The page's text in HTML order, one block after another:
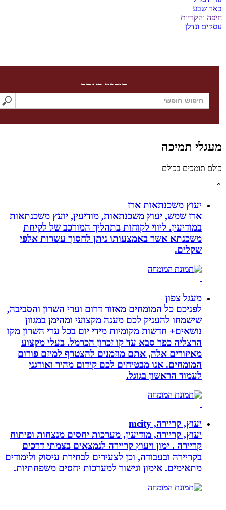
ונדלן
חיפוש באתר
תמיכה
בכולם
יעוץ משכנתאות ארז
ארז שמש, יעוץ משכנתאות, מודיעין, יועץ משכנתאות
במודיעין. ליווי לקוחות בתהליך המורכב של לקיחת
משכנתא אשר באמצעותו ניתן לחסוך עשרות אלפי
שקלים.
מעגל צפון
לפניכם כל המומחים מאזור דרום וערי השרון והסביבה,
שישמחו להעניק לכם מענה מקצועי ומהימן במגוון
נושאים+ חדשות מקומיות מידי יום בכל ערי השרון מקו
הרצליה כפר סבא עד קו זכרון הכרמל. בעלי מקצוע
מאיזורים אלה, אתם מוזמנים להצטרף למיזם פורום
המומחים. אנו מבטיחים לכם קידום מהיר ואורגני
לעמוד הראשון בגוגל.
יעוץ, קריירה, mcity
יעוץ, קריירה, מודיעין, מערכות יחסים מנצחות ופיתוח
קריירה . ימון ויעוץ קריירה לנמצאים בצמתי דרכים
בקריירה ובעבודה, וכן לצעירים לבחירת עיסוק ולימודים
מתאימים. אימון וגישור למערכות יחסים משפחתיות.